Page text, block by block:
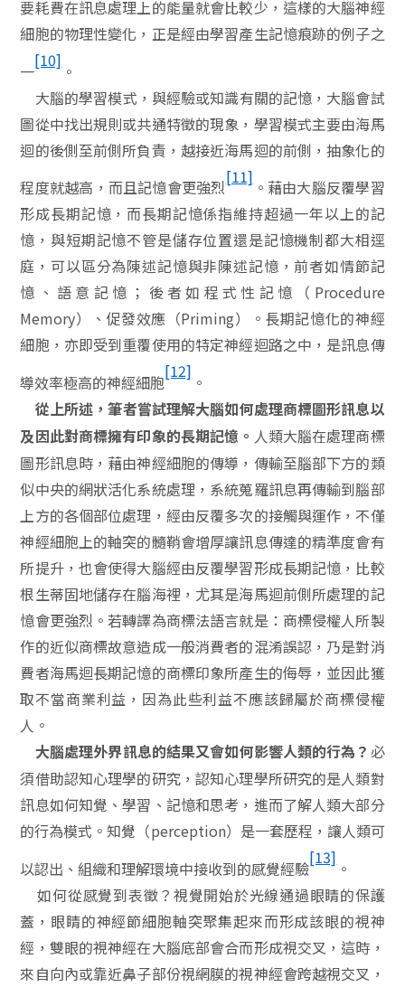
要耗費在訊息處理上的能量就會比較少，這樣的大腦神經
細胞的物理性變化，正是經由學習產生記憶痕跡的例子之
一
[10]
。
大腦的學習模式，與經驗或知識有關的記憶，大腦會試
圖從中找出規則或共通特徵的現象，學習模式主要由海馬
迴的後側至前側所負責，越接近海馬迴的前側，抽象化的
程度就越高，而且記憶會更強烈
[11]
。藉由大腦反覆學習
形成長期記憶，而長期記憶係指維持超過一年以上的記
憶，與短期記憶不管是儲存位置還是記憶機制都大相逕
庭，可以區分為陳述記憶與非陳述記憶，前者如情節記
憶、語意記憶；後者如程式性記憶（ Procedure
Memory）、促發效應（Priming）。長期記憶化的神經
細胞，亦即受到重覆使用的特定神經迴路之中，是訊息傳
導效率極高的神經細胞
[12]
。
從上所述，筆者嘗試理解大腦如何處理商標圖形訊息以
及因此對商標擁有印象的長期記憶。 人類大腦在處理商標
圖形訊息時，藉由神經細胞的傳導，傳輸至腦部下方的類
似中央的網狀活化系統處理，系統蒐羅訊息再傳輸到腦部
上方的各個部位處理，經由反覆多次的接觸與運作，不僅
神經細胞上的軸突的髓鞘會增厚讓訊息傳達的精準度會有
所提升，也會使得大腦經由反覆學習形成長期記憶，比較
根生蒂固地儲存在腦海裡，尤其是海馬迴前側所處理的記
憶會更強烈。若轉譯為商標法語言就是：商標侵權人所製
作的近似商標故意造成一般消費者的混淆誤認，乃是對消
費者海馬迴長期記憶的商標印象所產生的侮辱，並因此獲
取不當商業利益，因為此些利益不應該歸屬於商標侵權
人。
大腦處理外界訊息的結果又會如何影響人類的行為？ 必
須借助認知心理學的研究，認知心理學所研究的是人類對
訊息如何知覺、學習、記憶和思考，進而了解人類大部分
的行為模式。知覺（perception）是一套歷程，讓人類可
以認出、組織和理解環境中接收到的感覺經驗
[13]
。
如何從感覺到表徵？視覺開始於光線通過眼睛的保護
蓋，眼睛的神經節細胞軸突聚集起來而形成該眼的視神
經，雙眼的視神經在大腦底部會合而形成視交叉，這時，
來自向內或靠近鼻子部份視網膜的視神經會跨越視交叉，